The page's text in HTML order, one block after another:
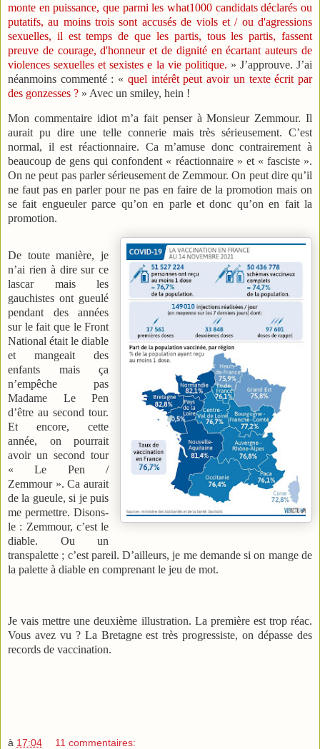
monte en puissance, que parmi les what1000 candidats déclarés ou
putatifs, au moins trois sont accusés de viols et / ou d'agressions
sexuelles, il est temps de que les partis, tous les partis, fassent
preuve de courage, d'honneur et de dignité en écartant auteurs de
violences sexuelles et sexistes e la vie politique. » J’approuve. J’ai
néanmoins commenté : « quel intérêt peut avoir un texte écrit par
des gonzesses ? » Avec un smiley, hein !
Mon commentaire idiot m’a fait penser à Monsieur Zemmour. Il
aurait pu dire une telle connerie mais très sérieusement. C’est
normal, il est réactionnaire. Ca m’amuse donc contrairement à
beaucoup de gens qui confondent « réactionnaire » et « fasciste ».
On ne peut pas parler sérieusement de Zemmour. On peut dire qu’il
ne faut pas en parler pour ne pas en faire de la promotion mais on
se fait engueuler parce qu’on en parle et donc qu’on en fait la
promotion.
De toute manière, je
n’ai rien à dire sur ce
lascar mais les
gauchistes ont gueulé
pendant des années
sur le fait que le Front
National était le diable
et mangeait des
enfants mais ça
n’empêche pas
Madame Le Pen
d’être au second tour.
Et encore, cette
année, on pourrait
avoir un second tour
« Le Pen /
Zemmour ». Ca aurait
de la gueule, si je puis
me permettre. Disons-
le : Zemmour, c’est le
diable. Ou un
transpalette ; c’est pareil. D’ailleurs, je me demande si on mange de
la palette à diable en comprenant le jeu de mot.
Je vais mettre une deuxième illustration. La première est trop réac.
Vous avez vu ? La Bretagne est très progressiste, on dépasse des
records de vaccination.
à 17:04 11 commentaires: